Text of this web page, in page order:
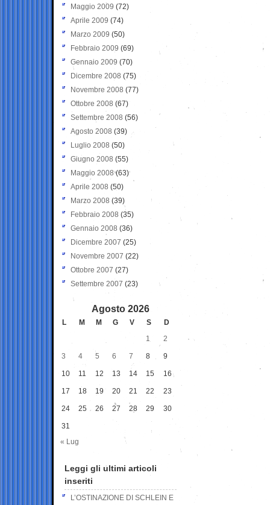
Maggio 2009 (72)
Aprile 2009 (74)
Marzo 2009 (50)
Febbraio 2009 (69)
Gennaio 2009 (70)
Dicembre 2008 (75)
Novembre 2008 (77)
Ottobre 2008 (67)
Settembre 2008 (56)
Agosto 2008 (39)
Luglio 2008 (50)
Giugno 2008 (55)
Maggio 2008(63)
Aprile 2008 (50)
Marzo 2008 (39)
Febbraio 2008 (35)
Gennaio 2008 (36)
Dicembre 2007 (25)
Novembre 2007 (22)
Ottobre 2007 (27)
Settembre 2007 (23)
Agosto 2026
L M M G V S
D
1
2
3 4 5 6 7 8 9
10 11 12 13 14 15 16
17 18 19 20 21 22 23
24 25 26 27 28 29 30
31
« Lug
Leggi gli ultimi articoli
inseriti
L’OSTINAZIONE DI SCHLEIN E